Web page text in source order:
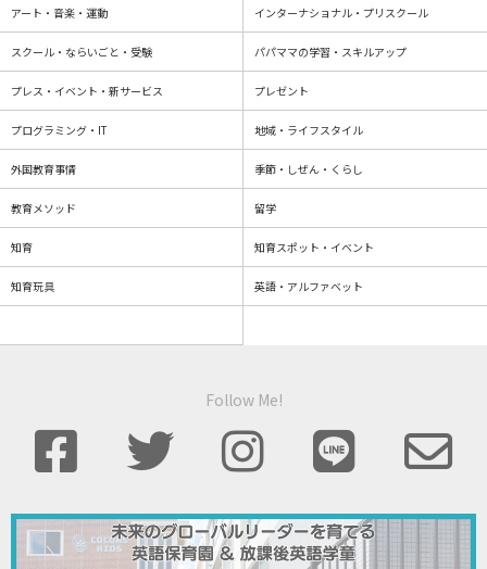
アート・音楽・運動 インターナショナル・プリスクール
スクール・ならいごと・受験 パパママの学習・スキルアップ
プレス・イベント・新サービス プレゼント
プログラミング・IT 地域・ライフスタイル
外国教育事情 季節・しぜん・くらし
教育メソッド 留学
知育 知育スポット・イベント
知育玩具 英語・アルファベット
Follow Me!